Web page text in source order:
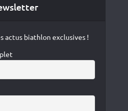
actus biathlon exclusives !